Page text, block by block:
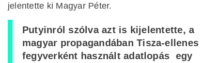
jelentette ki Magyar Péter.
Putyinról szólva azt is kijelentette, a
magyar propagandában Tisza-ellenes
fegyverként használt adatlopás egy